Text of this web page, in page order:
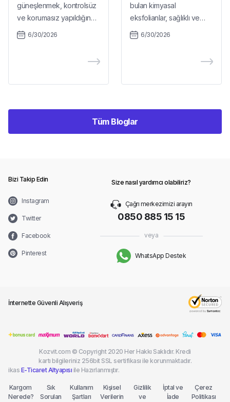
güneşlenmek, kontrolsüz
ve korumasız yapıldığında
cilt için ciddi bir tehdit
açabilir.
6/30/2026
bulan kimyasal
eksfolianlar, sağlıklı ve
parlak bir görünüm elde
6/30/2026
Tüm Bloglar
Bizi Takip Edin
Instagram
Twitter
Facebook
Pinterest
Size nasıl yardımcı olabiliriz?
Çağrı merkezimizi arayın
0850 885 15 15
veya
WhatsApp Destek
İnternette Güvenli Alışveriş
Kozvit.com © Copyright 2020 Her Hakkı Saklıdır. Kredi
kartı bilgileriniz 256bit SSL sertifikası ile korunmaktadır.
ikas E-Ticaret Altyapısı ile Hazırlanmıştır.
Kargom
Nerede?
Sık
Sorulan
Kullanım
Şartları
Kişisel
Verilerin
Gizlilik
ve
İptal ve
İade
Çerez
Politikası